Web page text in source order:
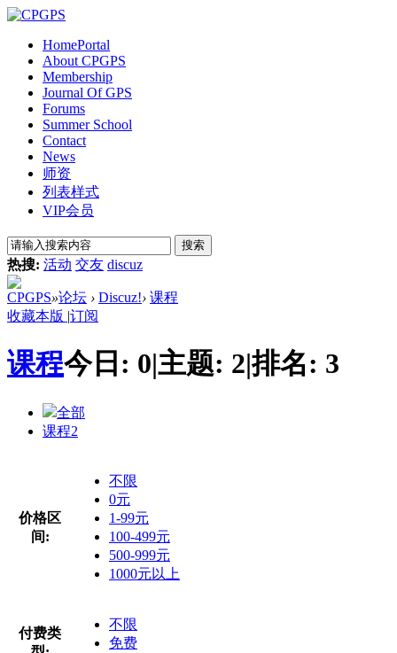
HomePortal
About CPGPS
Membership
Journal Of GPS
Forums
Summer School
Contact
News
师资
列表样式
VIP会员
搜索
热搜: 活动 交友 discuz
CPGPS»论坛 › Discuz!› 课程
收藏本版 |订阅
课程今日: 0|主题: 2|排名: 3
全部
课程2
价格区
间:
不限
0元
1-99元
100-499元
500-999元
1000元以上
付费类
不限
免费